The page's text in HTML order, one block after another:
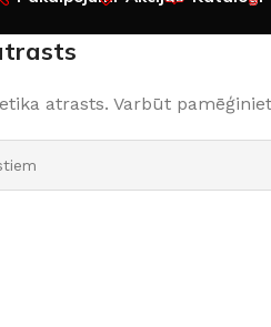
atrasts. Varbūt